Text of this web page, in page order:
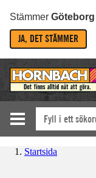
Stämmer Göteborg
JA, DET STÄMMER
Startsida